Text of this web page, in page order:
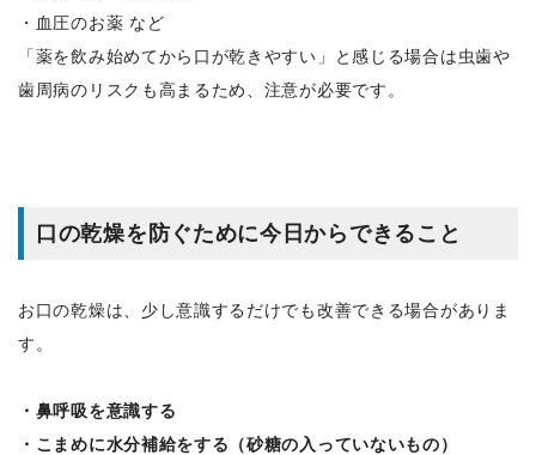
・血圧のお薬 など
「薬を飲み始めてから口が乾きやすい」と感じる場合は虫歯や
歯周病のリスクも高まるため、注意が必要です。
口の乾燥を防ぐために今日からできること
お口の乾燥は、少し意識するだけでも改善できる場合がありま
す。
・鼻呼吸を意識する
・こまめに水分補給をする（砂糖の入っていないもの）